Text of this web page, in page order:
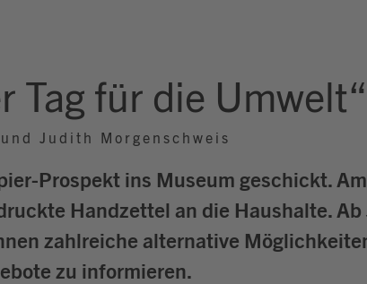
Tag für die Umwelt“
Judith Morgenschweis
Prospekt ins Museum geschickt.
Handzettel an die Haushalte. Ab
zahlreiche alternative
zu informieren.